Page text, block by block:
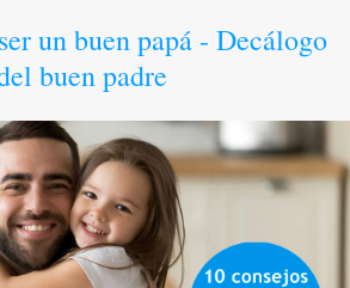
un buen papá - Decálogo
buen padre